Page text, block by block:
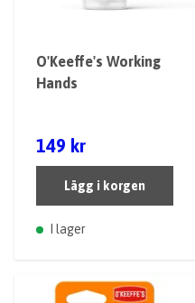
O'Keeffe's Working
Hands
149 kr
Lägg i korgen
I lager